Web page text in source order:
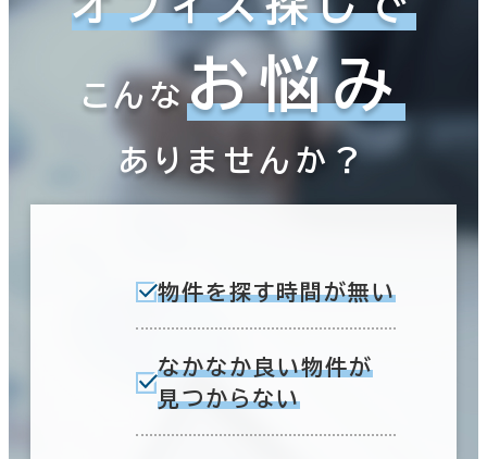
こんなお悩み
ありませんか？
物件を探す時間が無い
なかなか良い物件が
見つからない